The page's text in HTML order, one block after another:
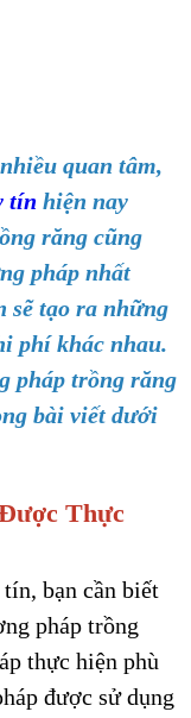
quan tâm,
tín hiện nay
răng cũng
pháp nhất
sẽ tạo ra những
phí khác nhau.
pháp trồng răng
bài viết dưới
Thực
bạn cần biết
pháp trồng
thực hiện phù
được sử dụng